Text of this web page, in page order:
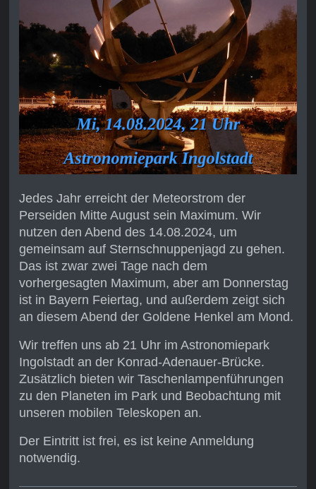
Jedes Jahr erreicht der Meteorstrom der
Perseiden Mitte August sein Maximum. Wir
nutzen den Abend des 14.08.2024, um
gemeinsam auf Sternschnuppenjagd zu gehen.
Das ist zwar zwei Tage nach dem
vorhergesagten Maximum, aber am Donnerstag
ist in Bayern Feiertag, und außerdem zeigt sich
an diesem Abend der Goldene Henkel am Mond.
Wir treffen uns ab 21 Uhr im Astronomiepark
Ingolstadt an der Konrad-Adenauer-Brücke.
Zusätzlich bieten wir Taschenlampenführungen
zu den Planeten im Park und Beobachtung mit
unseren mobilen Teleskopen an.
Der Eintritt ist frei, es ist keine Anmeldung
notwendig.